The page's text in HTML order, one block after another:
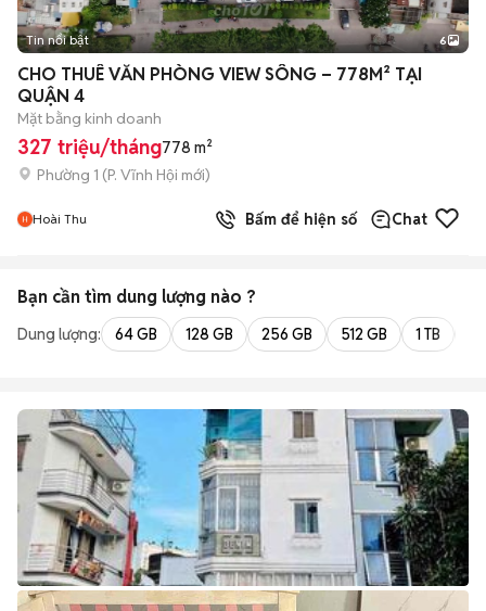
+2
Tin nổi bật 6
CHO THUÊ VĂN PHÒNG VIEW SÔNG – 778M² TẠI
QUẬN 4
Mặt bằng kinh doanh
327 triệu/tháng778 m²
Phường 1 (P. Vĩnh Hội mới)
Hoài Thu Bấm để hiện số Chat
Bạn cần tìm dung lượng nào ?
Dung lượng: 64 GB 128 GB 256 GB 512 GB 1 TB